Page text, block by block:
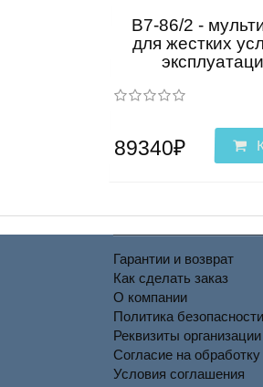
B7-86/2 -
для жестких
89340₽
Гарантии и возврат
Как сделать заказ
О компании
Политика безопасности
Реквизиты организации
Согласие на
Условия соглашения